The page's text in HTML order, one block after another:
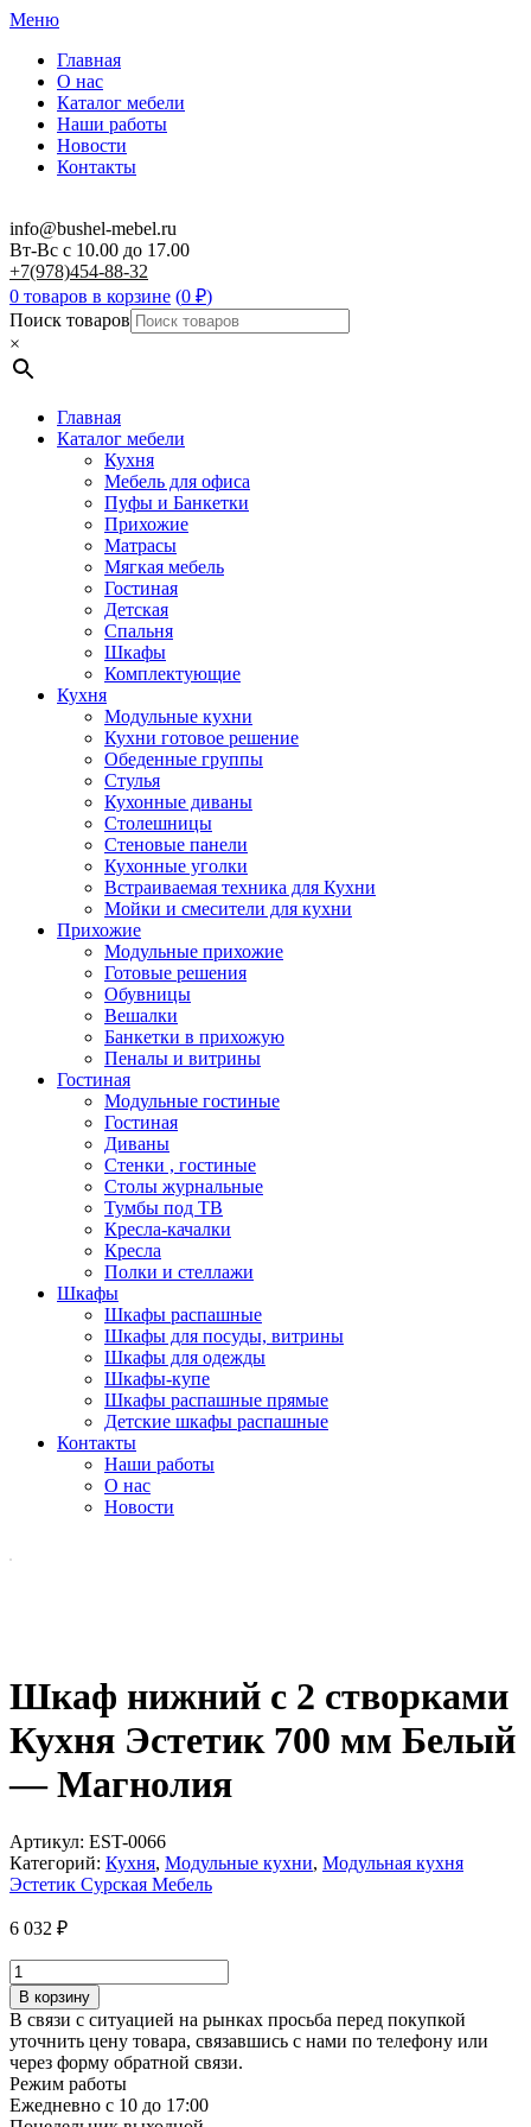
Меню
Главная
О нас
Каталог мебели
Наши работы
Новости
Контакты
info@bushel-mebel.ru
Вт-Вс c 10.00 до 17.00
+7(978)454-88-32
0 товаров в корзине (0 ₽)
Поиск товаров
×
Главная
Каталог мебели
Кухня
Мебель для офиса
Пуфы и Банкетки
Прихожие
Матрасы
Мягкая мебель
Гостиная
Детская
Спальня
Шкафы
Комплектующие
Кухня
Модульные кухни
Кухни готовое решение
Обеденные группы
Стулья
Кухонные диваны
Столешницы
Стеновые панели
Кухонные уголки
Встраиваемая техника для Кухни
Мойки и смесители для кухни
Прихожие
Модульные прихожие
Готовые решения
Обувницы
Вешалки
Банкетки в прихожую
Пеналы и витрины
Гостиная
Модульные гостиные
Гостиная
Диваны
Стенки , гостиные
Столы журнальные
Тумбы под ТВ
Кресла-качалки
Кресла
Полки и стеллажи
Шкафы
Шкафы распашные
Шкафы для посуды, витрины
Шкафы для одежды
Шкафы-купе
Шкафы распашные прямые
Детские шкафы распашные
Контакты
Наши работы
О нас
Новости
Шкаф нижний с 2 створками
Кухня Эстетик 700 мм Белый
— Магнолия
Артикул: EST-0066
Категорий: Кухня, Модульные кухни, Модульная кухня
Эстетик Сурская Мебель
6 032 ₽
Количество
товара
Шкаф
нижний
с
2
створками
Кухня
В корзину
В связи с ситуацией на рынках просьба перед покупкой
уточнить цену товара, связавшись с нами по телефону или
через форму обратной связи.
Режим работы
Ежедневно с 10 до 17:00